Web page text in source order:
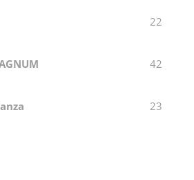
22
42
23